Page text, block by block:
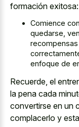
formación exitosa:
Comience
quedarse,
enfoque de
Recuerde, el
la pena cada
convertirse en un
complacerlo y